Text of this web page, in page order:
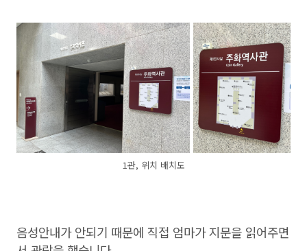
1관, 위치 배치도
음성안내가 안되기 때문에 직접 엄마가 지문을 읽어주면